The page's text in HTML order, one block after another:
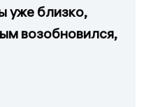
уже близко,
возобновился,